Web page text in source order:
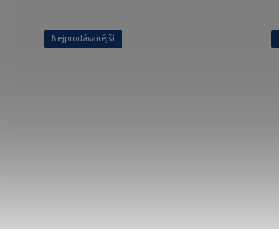
Nejprodávanější